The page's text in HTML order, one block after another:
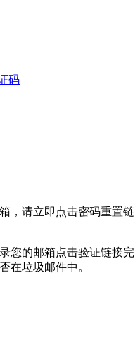
码
，请立即点击密码重置链
您的邮箱点击验证链接完
在垃圾邮件中。